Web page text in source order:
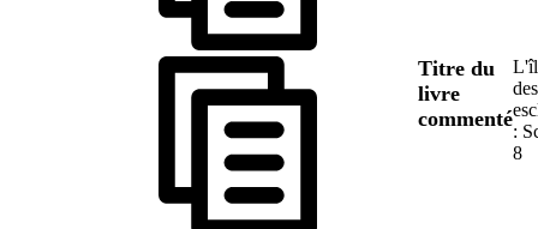
Titre du
livre
commenté
des
:
8